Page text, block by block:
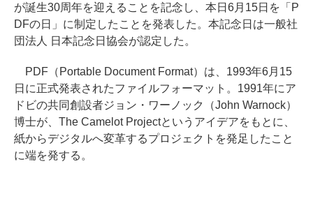
が誕生30周年を迎えることを記念し、本日6月15日を「P
DFの日」に制定したことを発表した。本記念日は一般社
団法人 日本記念日協会が認定した。
PDF（Portable Document Format）は、1993年6月15
日に正式発表されたファイルフォーマット。1991年にア
ドビの共同創設者ジョン・ワーノック（John Warnock）
博士が、The Camelot Projectというアイデアをもとに、
紙からデジタルへ変革するプロジェクトを発足したこと
に端を発する。